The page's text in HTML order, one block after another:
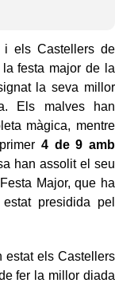
i els Castellers de
festa major de la
la seva millor
Els malves han
màgica, mentre
4 de 9 amb
han assolit el seu
Major, que ha
presidida pel
estat els Castellers
fer la millor diada